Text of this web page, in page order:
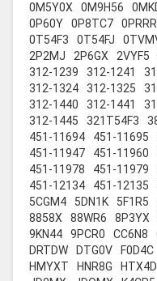
0M5Y0X
0M9H56
0P60Y
0P8TC7
0T54F3
0T54FJ
2P2MJ
2P6GX 2VYF5
312-1239
312-1241
312-1324
312-1325
312-1440
312-1441
312-1445
321T54F3
451-11694
451-11695
451-11947
451-11960
451-11978
451-11979
451-12134
451-12135
5CGM4
5DN1K 5F1R5
8858X
88WR6 8P3YX
9KN44
9PCR0 CC6N8
DRTDW
DTG0V F0D4C
HMYXT
HNR8G HTX4D